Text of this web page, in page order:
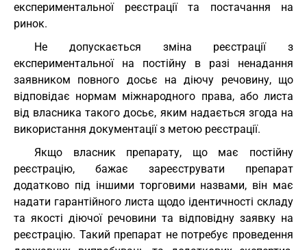
експериментальної реєстрації та постачання на
ринок.
Не допускається зміна реєстрації з
експериментальної на постійну в разі ненадання
заявником повного досьє на діючу речовину, що
відповідає нормам міжнародного права, або листа
від власника такого досьє, яким надається згода на
використання документації з метою реєстрації.
Якщо власник препарату, що має постійну
реєстрацію, бажає зареєструвати препарат
додатково під іншими торговими назвами, він має
надати гарантійного листа щодо ідентичності складу
та якості діючої речовини та відповідну заявку на
реєстрацію. Такий препарат не потребує проведення